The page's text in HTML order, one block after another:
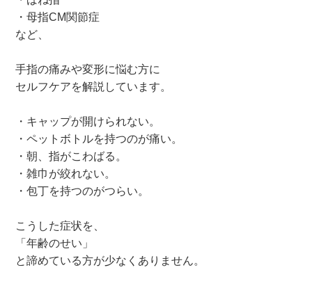
・母指CM関節症
など、
手指の痛みや変形に悩む方に
セルフケアを解説しています。
・キャップが開けられない。
・ペットボトルを持つのが痛い。
・朝、指がこわばる。
・雑巾が絞れない。
・包丁を持つのがつらい。
こうした症状を、
「年齢のせい」
と諦めている方が少なくありません。